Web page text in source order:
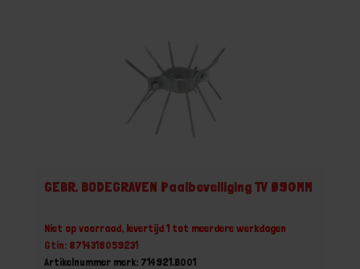
GEBR. BODEGRAVEN Paalbeveiliging TV Ø90MM
Niet op voorraad, levertijd 1 tot meerdere werkdagen
Gtin: 8714318059231
Artikelnummer merk: 714921.B001